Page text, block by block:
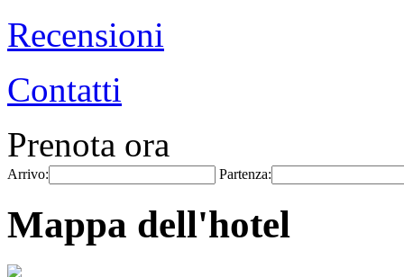
Recensioni
Contatti
Prenota ora
Arrivo: Partenza:
Mappa dell'hotel